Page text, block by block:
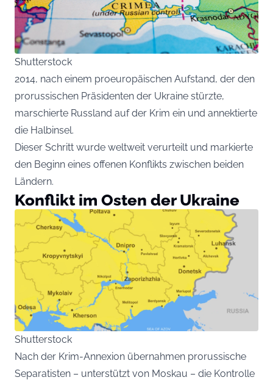
Shutterstock
2014, nach einem proeuropäischen Aufstand, der den
prorussischen Präsidenten der Ukraine stürzte,
marschierte Russland auf der Krim ein und annektierte
die Halbinsel.
Dieser Schritt wurde weltweit verurteilt und markierte
den Beginn eines offenen Konflikts zwischen beiden
Ländern.
Konflikt im Osten der Ukraine
Shutterstock
Nach der Krim-Annexion übernahmen prorussische
Separatisten – unterstützt von Moskau – die Kontrolle